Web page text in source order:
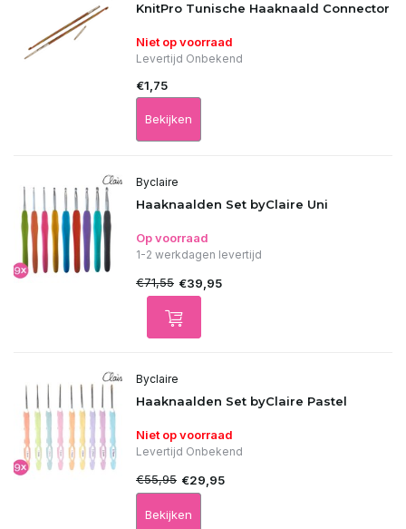
KnitPro Tunische Haaknaald Connector
Niet op voorraad
Levertijd Onbekend
€1,75
Bekijken
Byclaire
Haaknaalden Set byClaire Uni
Op voorraad
1-2 werkdagen levertijd
€71,55 €39,95
Byclaire
Haaknaalden Set byClaire Pastel
Niet op voorraad
Levertijd Onbekend
€55,95 €29,95
Bekijken